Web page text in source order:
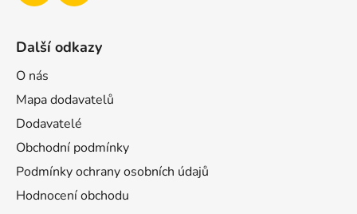
Další odkazy
O nás
Mapa dodavatelů
Dodavatelé
Obchodní podmínky
Podmínky ochrany osobních údajů
Hodnocení obchodu